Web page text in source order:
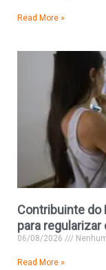
Read More »
Contribuinte do
para
06/08/2026
Read More »